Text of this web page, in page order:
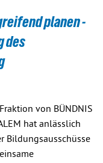
planen -
des
von BÜNDNIS
hat anlässlich
Bildungsausschüsse